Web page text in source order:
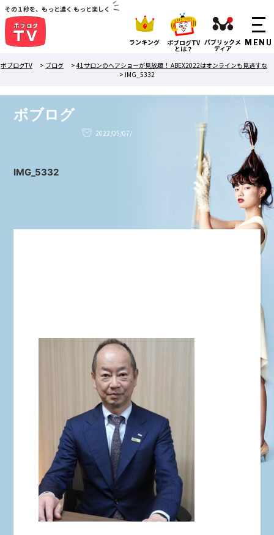
その１秒を、もっと濃く もっと楽しく
ランキング ボブログTV
とは？
パブリックメ
ディア
ボブログTV
> ブログ > 41サロンのヘアショーが見放題！ ABEX2022はオンラインも見逃すな
> IMG_5332
ボブログ
2022/05/07/
IMG_5332